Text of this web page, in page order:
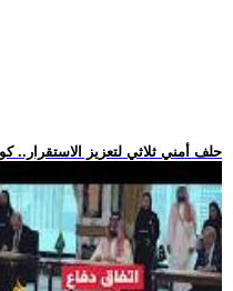
.. حلف أمني ثلاثي لتعزيز الاستقرار..